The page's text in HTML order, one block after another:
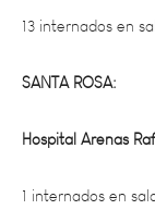
SANTA ROSA:
Hospital Arenas Raffo:
1 internados en sala